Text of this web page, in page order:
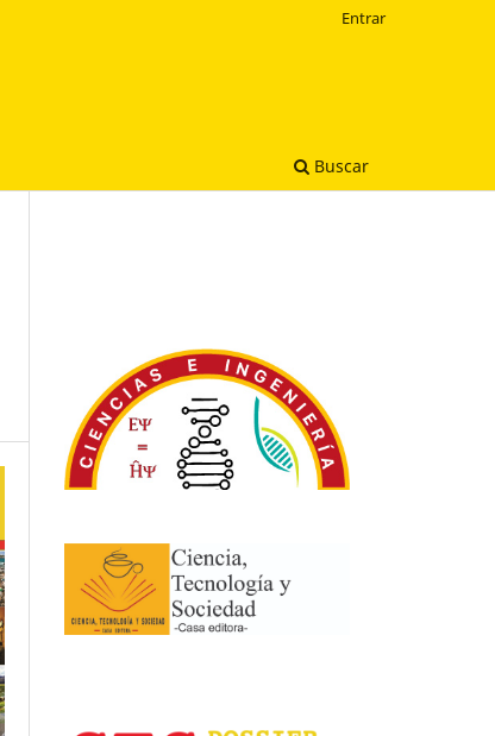
Buscar
Entrar